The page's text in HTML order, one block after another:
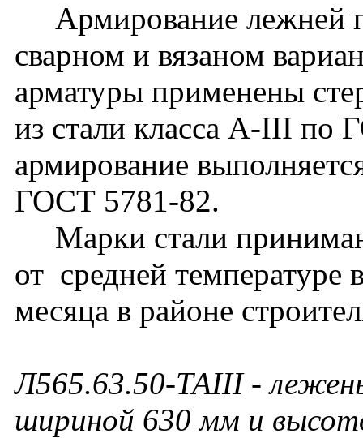
Армирование лежней
сварном и вязаном
арматуры применены
из стали класса А-III по
армирование
ГОСТ 5781-82.
Марки стали
от средней температуре
месяца в районе
Л565.63.50-ТАIII -
шириной 630 мм и